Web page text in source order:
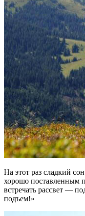
На этот раз сладкий
хорошо поставленным
встречать рассвет —
подъем!»